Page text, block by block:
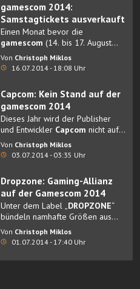
sowie zwei komplett neue
Projekte aus den Kategorien Maus
und Keyboard.
gamescom 2014:
Samstagtickets ausverkauft
Einen Monat bevor die
gamescom (14. bis 17. August
2014) wieder hunderttausende
Spielefans nach Köln lockt,
Von Christoph Miklos
16.07.2014 - 18:08 Uhr
Capcom: Kein Stand auf der
gamescom 2014
Dieses Jahr wird der Publisher
und Entwickler Capcom nicht auf
der gamescom 2014 in Köln
vertreten sein.
Von Christoph Miklos
03.07.2014 - 03:35 Uhr
Dropzone: Gaming-Allianz
auf der Gamescom 2014
Unter dem Label „DROPZONE“
bündeln namhafte Größen aus
der Hard- und Softwarebranche
ihre Kräfte auf der diesjährigen
Von Christoph Miklos
01.07.2014 - 17:40 Uhr